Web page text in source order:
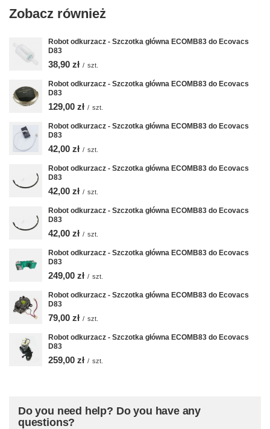
Zobacz również
Robot odkurzacz - Szczotka główna ECOMB83 do Ecovacs
D83
38,90 zł / szt.
Robot odkurzacz - Szczotka główna ECOMB83 do Ecovacs
D83
129,00 zł / szt.
Robot odkurzacz - Szczotka główna ECOMB83 do Ecovacs
D83
42,00 zł / szt.
Robot odkurzacz - Szczotka główna ECOMB83 do Ecovacs
D83
42,00 zł / szt.
Robot odkurzacz - Szczotka główna ECOMB83 do Ecovacs
D83
42,00 zł / szt.
Robot odkurzacz - Szczotka główna ECOMB83 do Ecovacs
D83
249,00 zł / szt.
Robot odkurzacz - Szczotka główna ECOMB83 do Ecovacs
D83
79,00 zł / szt.
Robot odkurzacz - Szczotka główna ECOMB83 do Ecovacs
D83
259,00 zł / szt.
Do you need help? Do you have any
questions?